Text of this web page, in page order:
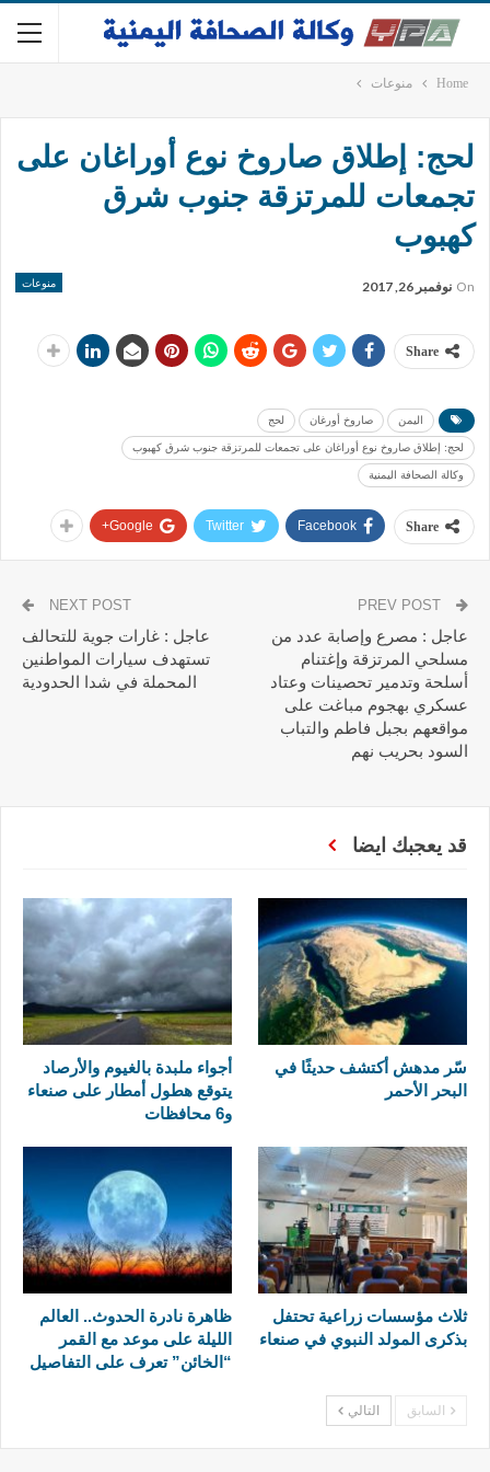
Home منوعات
لحج: إطلاق صاروخ نوع أوراغان على
تجمعات للمرتزقة جنوب شرق
كهبوب
منوعات On نوفمبر 26, 2017
Share
اليمن صاروخ أورغان لحج
لحج: إطلاق صاروخ نوع أوراغان على تجمعات للمرتزقة جنوب شرق كهبوب
وكالة الصحافة اليمنية
Share
Facebook
Twitter
Google+
عاجل : مصرع وإصابة عدد من
مسلحي المرتزقة وإغتنام
أسلحة وتدمير تحصينات وعتاد
عسكري بهجوم مباغت على
مواقعهم بجبل فاطم والتباب
السود بحريب نهم
NEXT POST
عاجل : غارات جوية للتحالف
تستهدف سيارات المواطنين
المحملة في شدا الحدودية
قد يعجبك ايضا
سّر مدهش أكتشف حديثًا في
البحر الأحمر
أجواء ملبدة بالغيوم والأرصاد
يتوقع هطول أمطار على صنعاء
و6 محافظات
ثلاث مؤسسات زراعية تحتفل
بذكرى المولد النبوي في صنعاء
ظاهرة نادرة الحدوث.. العالم
الليلة على موعد مع القمر
“الخائن” تعرف على التفاصيل
السابق التالي